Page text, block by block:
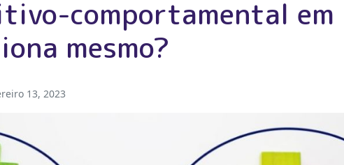
comportamental em
mesmo?
13, 2023